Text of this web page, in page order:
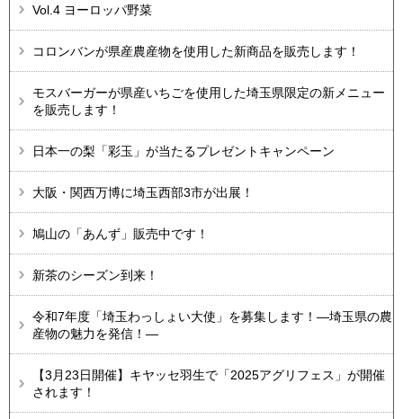
Vol.4 ヨーロッパ野菜
コロンバンが県産農産物を使用した新商品を販売します！
モスバーガーが県産いちごを使用した埼玉県限定の新メニュー
を販売します！
日本一の梨「彩玉」が当たるプレゼントキャンペーン
大阪・関西万博に埼玉西部3市が出展！
鳩山の「あんず」販売中です！
新茶のシーズン到来！
令和7年度「埼玉わっしょい大使」を募集します！―埼玉県の農
産物の魅力を発信！―
【3月23日開催】キヤッセ羽生で「2025アグリフェス」が開催
されます！